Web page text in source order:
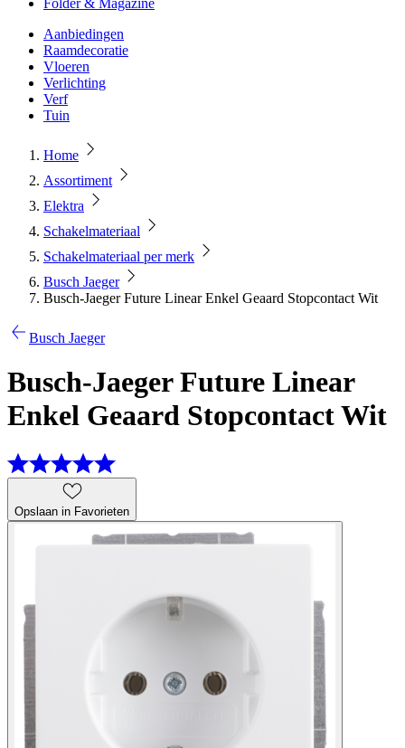
Folder & Magazine
Aanbiedingen
Raamdecoratie
Vloeren
Verlichting
Verf
Tuin
Home
Assortiment
Elektra
Schakelmateriaal
Schakelmateriaal per merk
Busch Jaeger
Busch-Jaeger Future Linear Enkel Geaard Stopcontact Wit
Busch Jaeger
Busch-Jaeger Future Linear
Enkel Geaard Stopcontact Wit
Opslaan in Favorieten